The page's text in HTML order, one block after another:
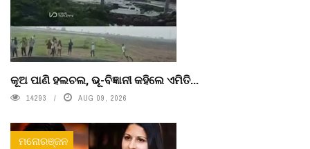
କୂଅ ପାଣି ହଲଚଲ, ଭୂ-ବିଜ୍ଞାନୀ କହିଲେ ଏମିତି...
14293 AUG 09, 2026
ମନୋରଞ୍ଜନ